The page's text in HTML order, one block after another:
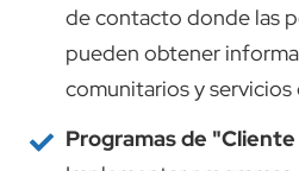
de contacto donde las
pueden obtener
comunitarios y
Programas de